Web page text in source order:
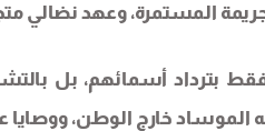
المستمرة، وعهد نضالي
بترداد أسمائهم، بل
الموساد خارج الوطن،